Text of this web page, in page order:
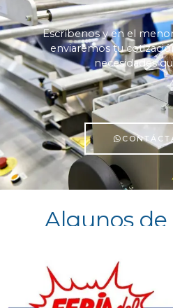
Escríbenos y en el
enviaremos tu
necesidades
Algunos